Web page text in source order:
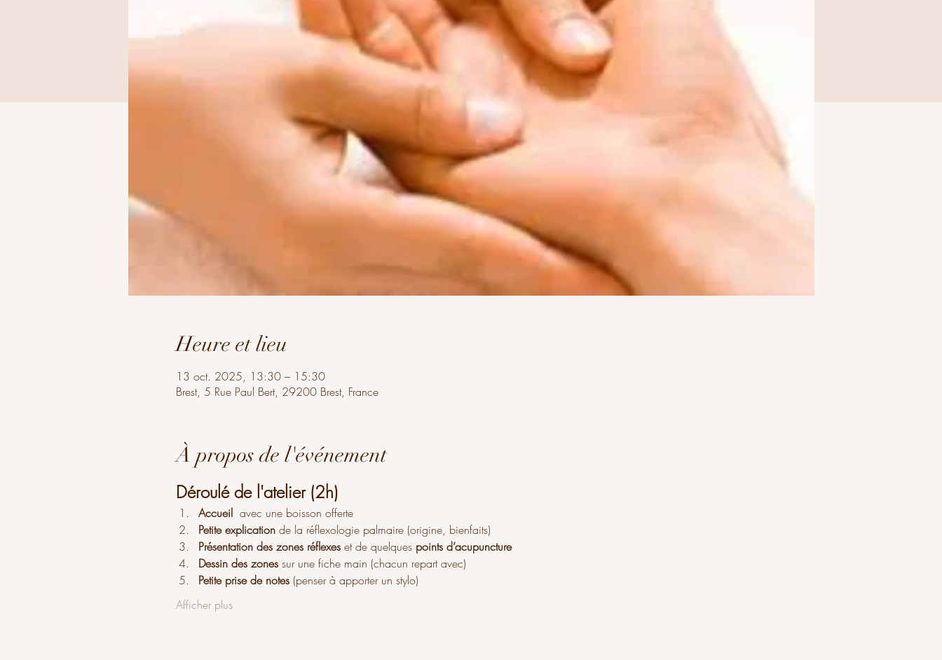
Heure et lieu
13 oct. 2025, 13:30 – 15:30
Brest, 5 Rue Paul Bert, 29200 Brest, France
À propos de l'événement
Déroulé de l'atelier (2h)
Accueil avec une boisson offerte
Petite explication de la réflexologie palmaire (origine, bienfaits)
Présentation des zones réflexes et de quelques points d’acupuncture
Dessin des zones sur une fiche main (chacun repart avec)
Petite prise de notes (penser à apporter un stylo)
Afficher plus